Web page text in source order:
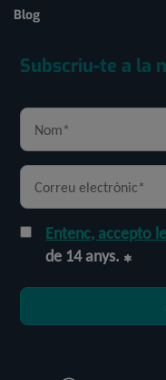
Blog
Subscriu-te a la
Entenc, accepto
de 14 anys.